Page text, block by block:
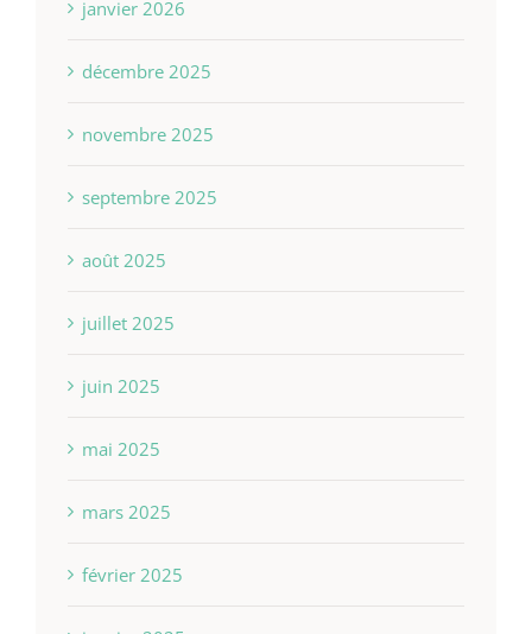
janvier 2026
décembre 2025
novembre 2025
septembre 2025
août 2025
juillet 2025
juin 2025
mai 2025
mars 2025
février 2025